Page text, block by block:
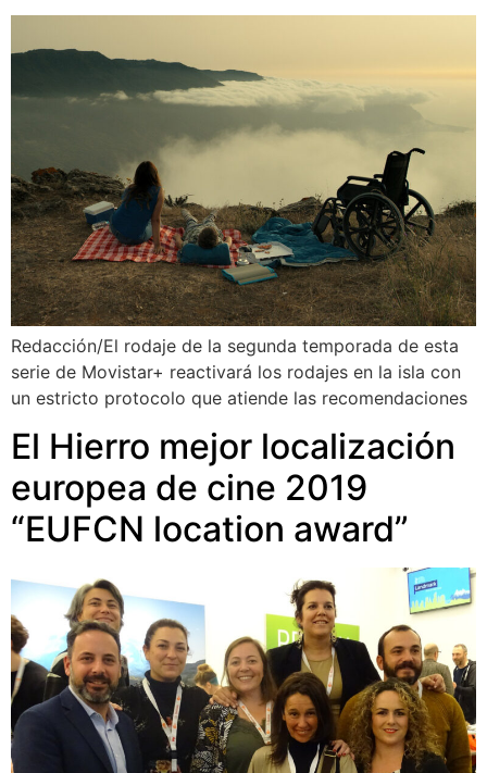
Redacción/El rodaje de la segunda temporada de esta
serie de Movistar+ reactivará los rodajes en la isla con
un estricto protocolo que atiende las recomendaciones
El Hierro mejor localización
europea de cine 2019
“EUFCN location award”